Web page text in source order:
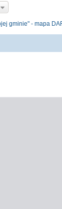
gminie" - mapa